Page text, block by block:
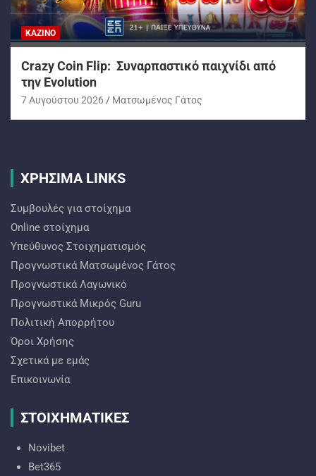
ΚΑΖΊΝΟ
Crazy Coin Flip: Συναρπαστικό παιχνίδι από
την Evolution
7 Αυγούστου 2026 Ματσωμένος Γάτος
ΧΡΗΣΙΜΑ LINKS
Συμβουλές για στοίχημα
Online στοίχημα
Υπεύθυνος Στοιχηματισμός
Προγνωστικά Ματσωμένος Γάτος
Προγνωστικά Λαγωνικό
Προγνωστικά Mικρός Guru
Πολιτική Απορρήτου
Όροι Χρήσης
Σχετικά με εμάς
Επικοινωνία
ΣΤΟΙΧΗΜΑΤΙΚΕΣ
Novibet
Bet365